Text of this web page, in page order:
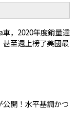
，2020年度銷量達
甚至還上榜了美國最
公開！水平基調かつ